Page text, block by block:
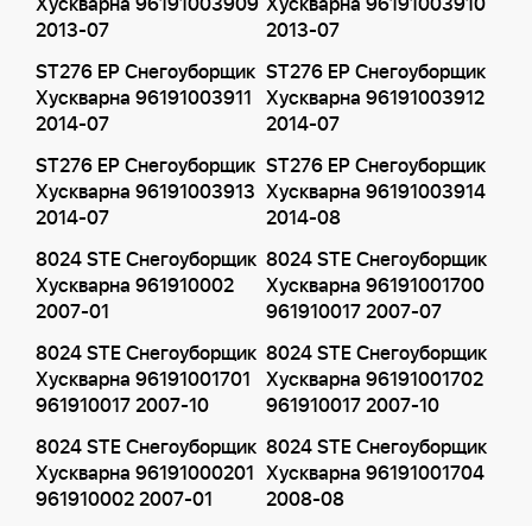
2013-07
2013-07
ST276 EP Снегоуборщик
Хускварна 96191003911
2014-07
ST276 EP Снегоуборщик
Хускварна 96191003912
2014-07
ST276 EP Снегоуборщик
Хускварна 96191003913
2014-07
ST276 EP Снегоуборщик
Хускварна 96191003914
2014-08
8024 STE Снегоуборщик
Хускварна 961910002
2007-01
8024 STE Снегоуборщик
Хускварна 96191001700
961910017 2007-07
8024 STE Снегоуборщик
Хускварна 96191001701
961910017 2007-10
8024 STE Снегоуборщик
Хускварна 96191001702
961910017 2007-10
8024 STE Снегоуборщик
Хускварна 96191000201
961910002 2007-01
8024 STE Снегоуборщик
Хускварна 96191001704
2008-08